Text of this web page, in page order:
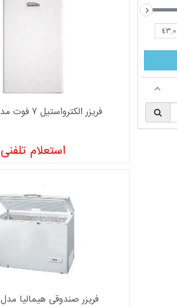
§ فریزر الکترواستیل 7 فوت مدل ESFR7
استعلام تلفنی
فریزر صندوقی هیمالیا مدل VCF275